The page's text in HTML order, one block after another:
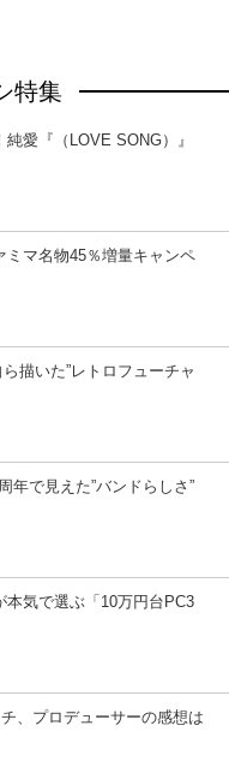
特集
愛『（LOVE SONG）』
ミマ名物45％増量キャンペ
描いた”レトロフューチャ
年で見えた”バンドらしさ”
本気で選ぶ「10万円台PC3
、プロデューサーの感想は